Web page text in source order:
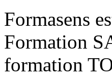
Formasens
Formation
formation